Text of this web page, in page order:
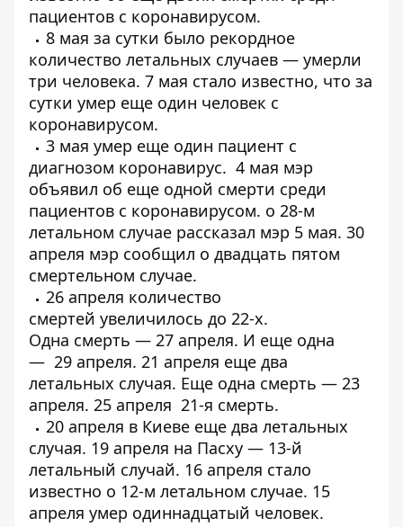
пациентов с коронавирусом.
8 мая за сутки было рекордное
количество летальных случаев — умерли
три человека. 7 мая стало известно, что за
сутки умер еще один человек с
коронавирусом.
3 мая умер еще один пациент с
диагнозом коронавирус. 4 мая мэр
объявил об еще одной смерти среди
пациентов с коронавирусом. о 28-м
летальном случае рассказал мэр 5 мая. 30
апреля мэр сообщил о двадцать пятом
смертельном случае.
26 апреля количество
смертей увеличилось до 22-х.
Одна смерть — 27 апреля. И еще одна
— 29 апреля. 21 апреля еще два
летальных случая. Еще одна смерть — 23
апреля. 25 апреля 21-я смерть.
20 апреля в Киеве еще два летальных
случая. 19 апреля на Пасху — 13-й
летальный случай. 16 апреля стало
известно о 12-м летальном случае. 15
апреля умер одиннадцатый человек.